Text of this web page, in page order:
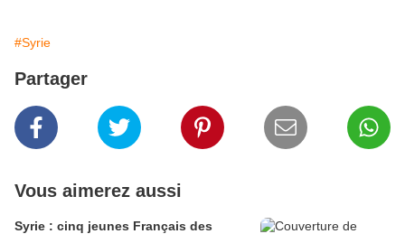
#Syrie
Partager
Vous aimerez aussi
Syrie : cinq jeunes Français des